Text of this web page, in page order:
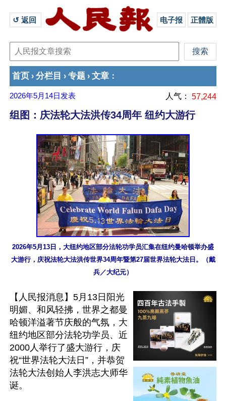
↺ 返回 电子报 正體版
首页 › 分栏目 › 专题 › 文章 ：
2026年5月14日 发表 人气： 57,244
组图：庆法轮大法洪传34周年 纽约大游行
2026年5月13日，大纽约地区部分法轮功学员汇集在纽约曼哈顿举办盛
大游行，庆祝法轮大法洪传世界34周年暨第27届世界法轮大法日。（戴
兵／大纪元）
【人民报消息】5月13日阳光
明媚、和风轻拂，世界之都曼
哈顿洋溢著节庆般的气氛，大
纽约地区部分法轮功学员、近
2000人举行了盛大游行，庆
祝“世界法轮大法日”，并恭贺
法轮大法创始人李洪志大师华
诞。